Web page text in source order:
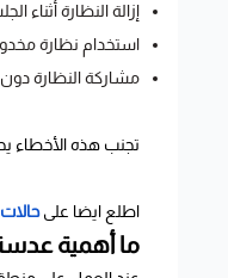
إزالة النظارة أثناء
استخدام نظارة
مشاركة النظارة
تجنب هذه الأخطاء
اطلع ايضا علىحالات
ما أهمية عدسة